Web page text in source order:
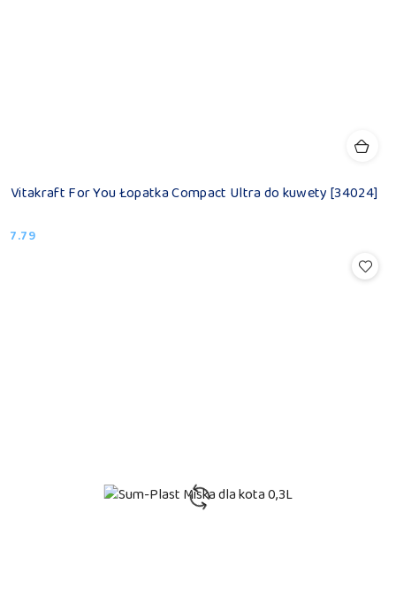
Vitakraft For You Łopatka Compact Ultra do kuwety [34024]
Cena:
7.79